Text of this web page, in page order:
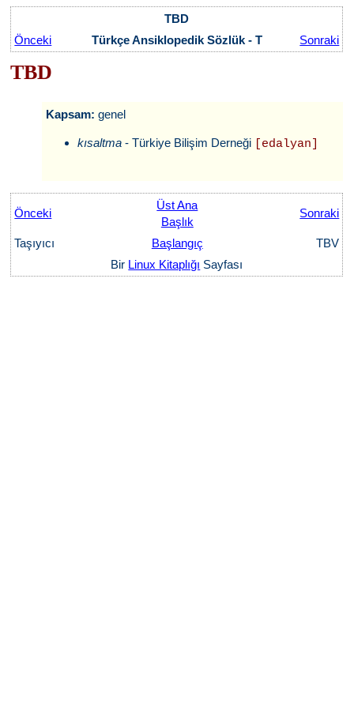
TBD
Önceki
Türkçe Ansiklopedik Sözlük - T Sonraki
TBD
Kapsam:genel
kısaltma - Türkiye Bilişim Derneği [edalyan]
Önceki
Üst Ana
Başlık
Sonraki
Taşıyıcı Başlangıç
TBV
Bir Linux Kitaplığı Sayfası